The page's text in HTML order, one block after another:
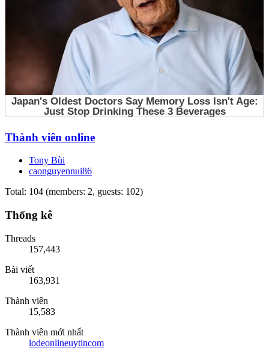
Thành viên online
Tony Bùi
caonguyennui86
Total: 104 (members: 2, guests: 102)
Thống kê
Threads
157,443
Bài viết
163,931
Thành viên
15,583
Thành viên mới nhất
lodeonlineuytincom